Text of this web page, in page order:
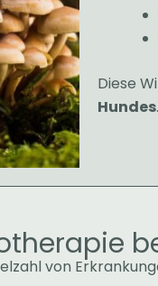
Diese
Hundes.
von